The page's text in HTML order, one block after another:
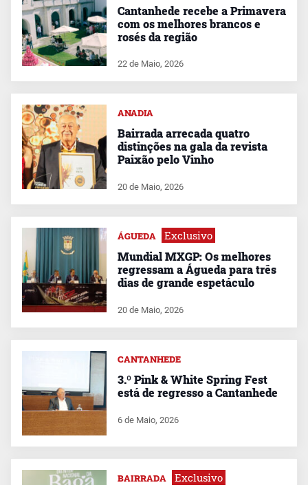
Cantanhede recebe a Primavera
com os melhores brancos e
rosés da região
22 de Maio, 2026
ANADIA
Bairrada arrecada quatro
distinções na gala da revista
Paixão pelo Vinho
20 de Maio, 2026
ÁGUEDA Exclusivo
Mundial MXGP: Os melhores
regressam a Águeda para três
dias de grande espetáculo
20 de Maio, 2026
CANTANHEDE
3.º Pink & White Spring Fest
está de regresso a Cantanhede
6 de Maio, 2026
BAIRRADA Exclusivo